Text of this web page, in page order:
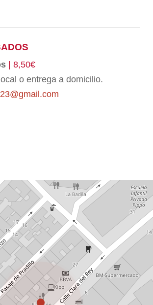
| 8,50€
o entrega a domicilio.